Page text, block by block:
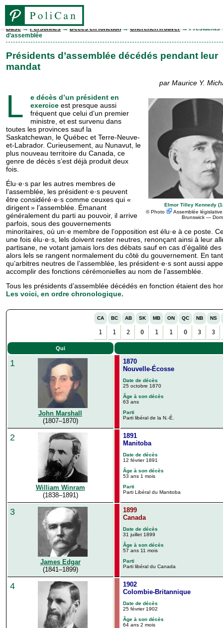
Base
Élections
Personnes
Législatures
Partis
Comtés
EN
Base→Personnes→Décès en fonction→Chercher/Trouver→ Présidents
d’assemblée
Présidents d’assemblée décédés pendant leur
mandat
par Maurice Y.
Elmor Tilley Kennedy
©Photo
Assemblée
Brunswick —
L
e décès d’un président en
exerciceest presque aussi
fréquent que celui d’un premier
ministre, et est survenu dans
toutes les provinces sauf la
Saskatchewan, le Québec et Terre-Neuve-
et-Labrador. Curi­euse­ment, au Nunavut, le
plus nouveau territoire du Canada, ce
genre de décès s’est déjà produit deux
fois.
Élu·e·s par les autres membres de
l’assemblée, les président·e·s peuvent
être considéré·e·s comme ceuxes qui «
dirigent » l’assemblée. Émanant
généralement du parti au pouvoir, il arrive
parfois, sous des gouvernements
minoritaires, où un·e membre de l’opposition est élu·e à ce poste.
une fois élu·e·s, lels doivent rester neutres, renonçant ainsi à leur
partisane, ne votant jamais lors des débats sauf en cas d’égalité
alors lels se rangent normalement du côté du gouvernement. En tant
qu’arbitres neutres de l’assemblée, les président·e·s sont aussi
accomplir des fonctions cérémonielles au nom de l’assemblée.
Tous les présidents d’assemblée décédés en fonction étaient des
Les voici, en ordre chronologique.
CA BC AB SK MB ON QC NB NS
1 1 2 0 1 1 0 3 3
Qui
1
John Marshall
(1807–1870)
1870
Nouvelle-Écosse
Date de décès
25 octobre 1870
Âge à son décès
63 ans
Parti
Parti libéral de la N.-É.
2
William Winram
(1838–1891)
1891
Manitoba
Date de décès
12 février 1891
Âge à son décès
53 ans 1 mois
Parti
Parti Libéral du Manitoba
3
James Edgar
(1841–1899)
1899
Canada
Date de décès
31 juillet 1899
Âge à son décès
57 ans 11 mois
Parti
Parti libéral du Canada
4
1902
Colombie-Britannique
Date de décès
25 février 1902
Âge à son décès
64 ans 2 mois